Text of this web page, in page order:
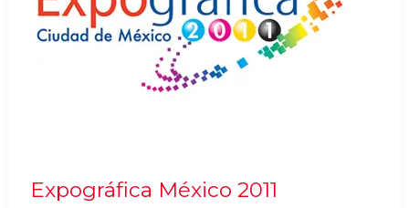
Nacional
Expográfica México 2011